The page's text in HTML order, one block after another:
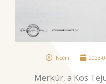
Noémi 2023-
Merkúr, a Kos